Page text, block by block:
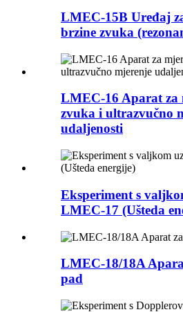
LMEC-15B Uređaj
brzine zvuka
LMEC-16 Aparat za
zvuka i ultrazvučno
udaljenosti
Eksperiment s
LMEC-17 (Ušteda
LMEC-18/18A
pad